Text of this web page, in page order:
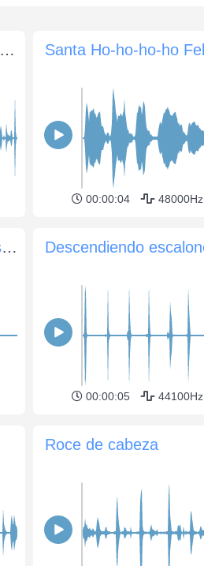
Arrastrando los pies sobre una rejilla de metal
00:00:04 48000Hz
Cámara DSLR disparando en modo secuencial
00:00:05 44100Hz
Roce de cabeza